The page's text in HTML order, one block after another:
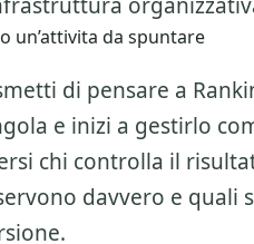
un’attivita da spuntare
di pensare a
e inizi a gestirlo
chi controlla il
davvero e quali